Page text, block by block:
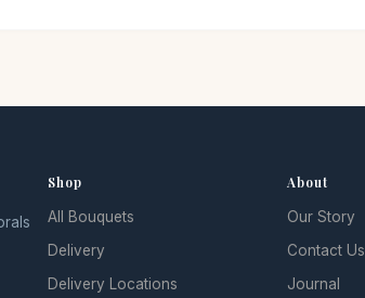
Shop
All Bouquets
Delivery
Delivery Locations
About
Our Story
Contact Us
Journal